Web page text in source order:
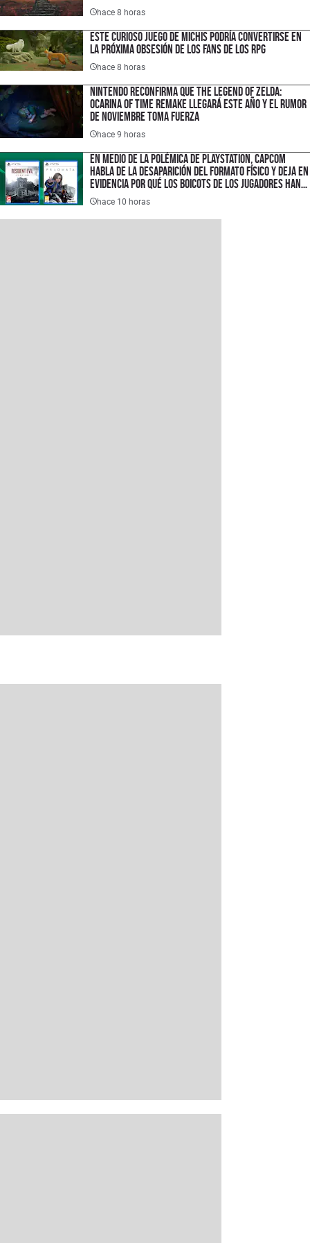
hace 8 horas
Este curioso juego de michis podría convertirse en
la próxima obsesión de los fans de los RPG
hace 8 horas
Nintendo reconfirma que The Legend of Zelda:
Ocarina of Time Remake llegará este año y el rumor
de noviembre toma fuerza
hace 9 horas
En medio de la polémica de PlayStation, Capcom
habla de la desaparición del formato físico y deja en
evidencia por qué los boicots de los jugadores han
fracasado
hace 10 horas